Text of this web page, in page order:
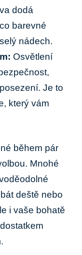
dodá
barevné
nádech.
Osvětlení
Je to
který vám
během pár
Mnohé
deště nebo
i vaše bohatě